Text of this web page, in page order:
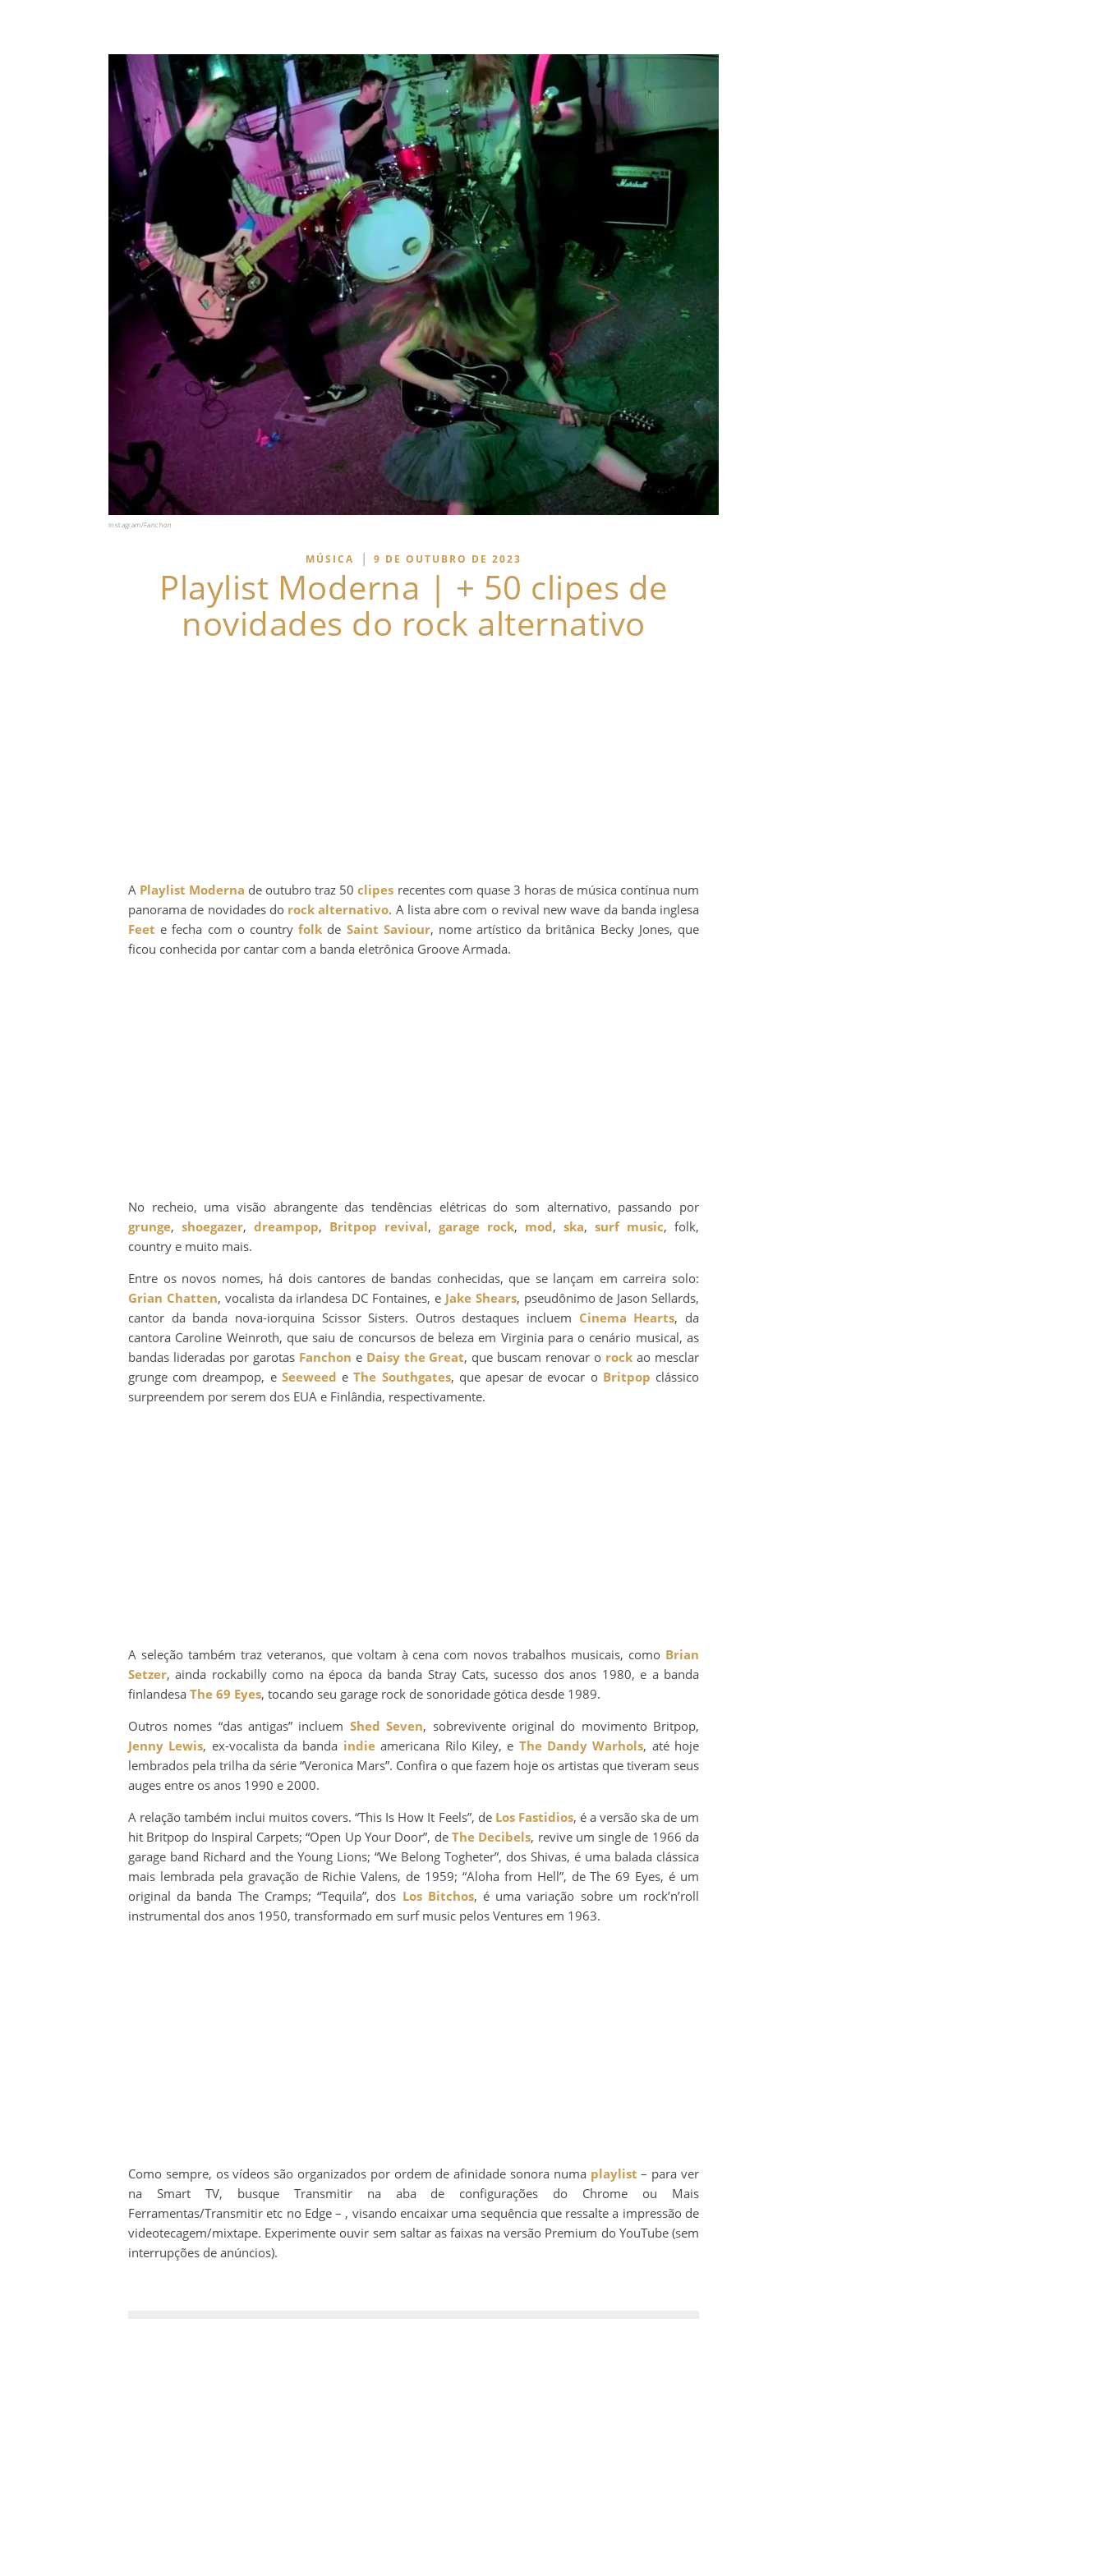
Instagram/Fanchon
MÚSICA | 9 DE OUTUBRO DE 2023
Playlist Moderna | + 50 clipes de
novidades do rock alternativo
A Playlist Moderna de outubro traz 50clipes recentes com quase 3 horas de música contínua num
panorama de novidades do rock alternativo. A lista abre com o revival new wave da banda inglesa
Feet e fecha com o countryfolk de Saint Saviour, nome artístico da britânica Becky Jones, que
ficou conhecida por cantar com a banda eletrônica Groove Armada.
No recheio, uma visão abrangente das tendências elétricas do som alternativo, passando por
grunge, shoegazer, dreampop, Britpop revival, garage rock, mod, ska, surf music, folk,
country e muito mais.
Entre os novos nomes, há dois cantores de bandas conhecidas, que se lançam em carreira solo:
Grian Chatten, vocalista da irlandesa DC Fontaines, e Jake Shears, pseudônimo de Jason Sellards,
cantor da banda nova-iorquina Scissor Sisters. Outros destaques incluem Cinema Hearts, da
cantora Caroline Weinroth, que saiu de concursos de beleza em Virginia para o cenário musical, as
bandas lideradas por garotas Fanchon e Daisy the Great, que buscam renovar o rock ao mesclar
grunge com dreampop, e Seeweed eThe Southgates, que apesar de evocar o Britpop clássico
surpreendem por serem dos EUA e Finlândia, respectivamente.
A seleção também traz veteranos, que voltam à cena com novos trabalhos musicais, como Brian
Setzer, ainda rockabilly como na época da banda Stray Cats, sucesso dos anos 1980, e a banda
finlandesa The 69 Eyes, tocando seu garage rock de sonoridade gótica desde 1989.
Outros nomes “das antigas” incluem Shed Seven, sobrevivente original do movimento Britpop,
Jenny Lewis, ex-vocalista da banda indieamericana Rilo Kiley, e The Dandy Warhols, até hoje
lembrados pela trilha da série “Veronica Mars”. Confira o que fazem hoje os artistas que tiveram seus
auges entre os anos 1990 e 2000.
A relação também inclui muitos covers. “This Is How It Feels”, de Los Fastidios, é a versão ska de um
hit Britpop do Inspiral Carpets; “Open Up Your Door”, de The Decibels, revive um single de 1966 da
garage band Richard and the Young Lions; “We Belong Togheter”, dos Shivas, é uma balada clássica
mais lembrada pela gravação de Richie Valens, de 1959; “Aloha from Hell”, de The 69 Eyes, é um
original da banda The Cramps; “Tequila”, dos Los Bitchos, é uma variação sobre um rock’n’roll
instrumental dos anos 1950, transformado em surf music pelos Ventures em 1963.
Como sempre, os vídeos são organizados por ordem de afinidade sonora numa playlist – para ver
na Smart TV, busque Transmitir na aba de configurações do Chrome ou Mais
Ferramentas/Transmitir etc no Edge – , visando encaixar uma sequência que ressalte a impressão de
videotecagem/mixtape. Experimente ouvir sem saltar as faixas na versão Premium do YouTube (sem
interrupções de anúncios).